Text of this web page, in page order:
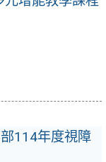
114年度視障